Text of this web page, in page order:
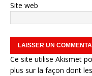
Site web
Ce site utilise Akismet
plus sur la façon dont